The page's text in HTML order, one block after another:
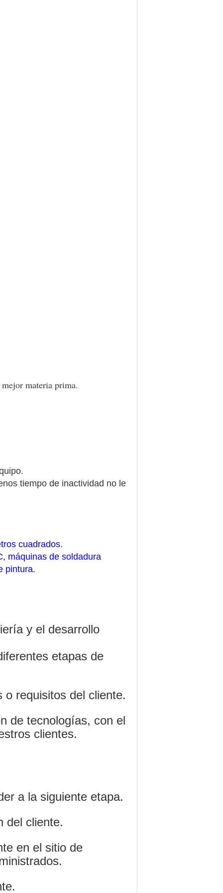
materia prima.
tiempo de inactividad no le
cuadrados.
máquinas de soldadura
pintura.
y el desarrollo
etapas de
requisitos del cliente.
de tecnologías, con el
clientes.
a la siguiente etapa.
del cliente.
en el sitio de